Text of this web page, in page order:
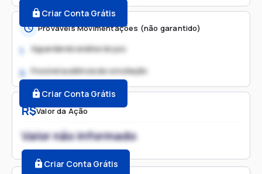
R$Valor da Ação
Valor não informado
Criar Conta Grátis
Criar Conta Grátis
Prováveis Movimentações (não garantido)
1. Aguardando análise do juiz
2. Possível audiência de conciliação
Criar Conta Grátis